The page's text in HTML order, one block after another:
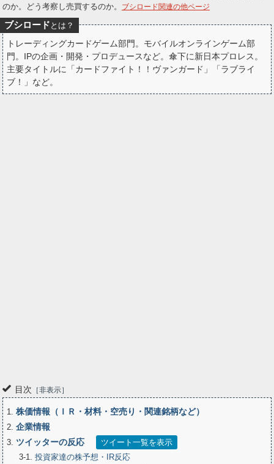
ー
ク
のか。どう考察し売買するのか。
ブシロード関連の他ページ
ブシロード とは？
トレーディングカードゲーム部門。モバイルオンラインゲーム部
門。IPの企画・開発・プロデュースなど。傘下に新日本プロレス。
主要タイトルに「カードファイト！！ヴァンガード」「ラブライ
ブ！」など。
目次 非表示
1 株価情報（ＩＲ・材料・空売り・関連銘柄など）
2 企業情報
3 ツイッターの反応
ツイート一覧を表示
3-1 投資家達の株予想・IR反応